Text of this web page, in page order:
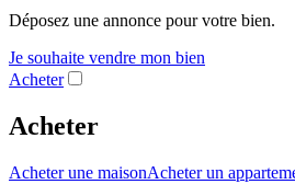
Déposez une annonce pour votre bien.
Je souhaite vendre mon bien
Acheter
Acheter
Acheter une maisonAcheter un